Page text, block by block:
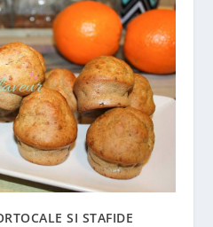
SI STAFIDE